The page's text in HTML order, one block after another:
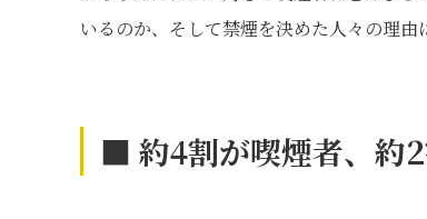
いるのか、そして禁煙を決めた人々の理由
■ 約4割が喫煙者、約